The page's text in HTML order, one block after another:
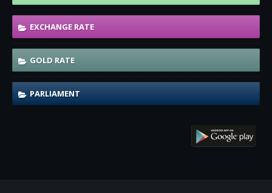
EXCHANGE RATE
GOLD RATE
PARLIAMENT